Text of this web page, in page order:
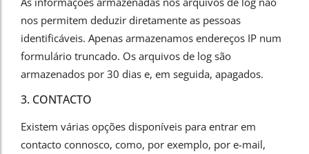
nos permitem deduzir diretamente as pessoas
identificáveis. Apenas armazenamos endereços IP num
formulário truncado. Os arquivos de log são
armazenados por 30 dias e, em seguida, apagados.
3. CONTACTO
Existem várias opções disponíveis para entrar em
contacto connosco, como, por exemplo, por e-mail,